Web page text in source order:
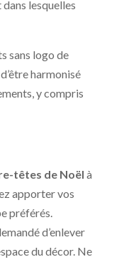
dans lesquelles
sans logo de
harmonisé
y compris
têtes de Noël à
apporter vos
préférés.
d’enlever
du décor. Ne